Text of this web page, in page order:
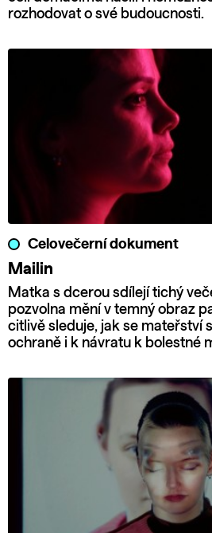
rozhodovat o své budoucnosti.
Celovečerní dokument
Mailin
Matka s dcerou sdílejí tichý
pozvolna mění v temný obraz
citlivě sleduje, jak se mateřství
ochraně i k návratu k bolestné